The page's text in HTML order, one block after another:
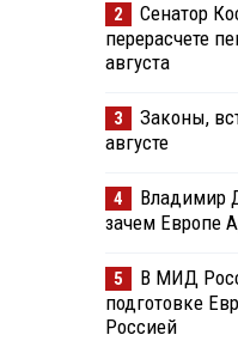
2
Сенатор
перерасчете
августа
3
Законы,
августе
4
Владимир
зачем Европе
5
В МИД
подготовке
Россией